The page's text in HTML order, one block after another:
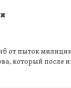
от пыток
который после